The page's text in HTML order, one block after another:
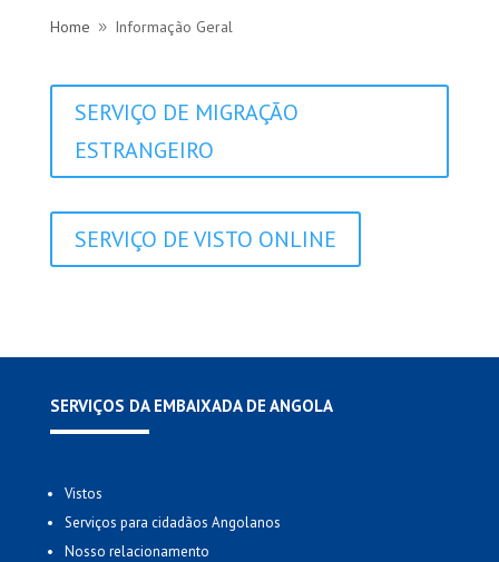
Home 9 Informação Geral
SERVIÇO DE MIGRAÇÃO
ESTRANGEIRO
SERVIÇO DE VISTO ONLINE
SERVIÇOS DA EMBAIXADA DE ANGOLA
Vistos
Serviços para cidadãos Angolanos
Nosso relacionamento